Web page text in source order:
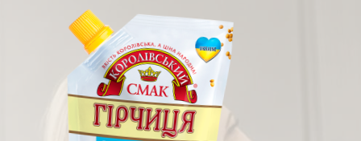
Заправка для борщу
Паста томатна
Гірчиця
Кислота оцтова
Соєві соуси